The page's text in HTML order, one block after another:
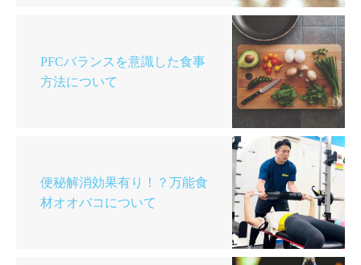
PFCバランスを意識した食事
方法について
便秘解消効果有り！？万能食
材オオバコについて